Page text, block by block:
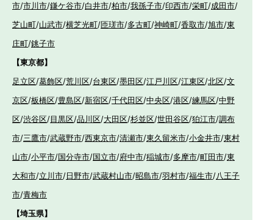
市/市川市/鎌ケ谷市/白井市/柏市/我孫子市/印西市/栄町/成田市/
芝山町/山武市/横芝光町/匝瑳市/多古町/神崎町/香取市/旭市/東
庄町/銚子市
【東京都】
足立区/葛飾区/荒川区/台東区/墨田区/江戸川区/江東区/北区/文
京区/板橋区/豊島区/新宿区/千代田区/中央区/港区/練馬区/中野
区/渋谷区/目黒区/品川区/大田区/杉並区/世田谷区/狛江市/調布
市/三鷹市/武蔵野市/西東京市/清瀬市/東久留米市/小金井市/東村
山市/小平市/国分寺市/国立市/府中市/稲城市/多摩市/町田市/東
大和市/立川市/日野市/武蔵村山市/昭島市/羽村市/福生市/八王子
市/青梅市
【埼玉県】